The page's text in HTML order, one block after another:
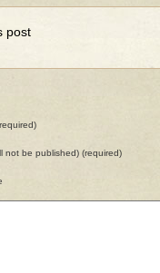
post
not be published) (required)